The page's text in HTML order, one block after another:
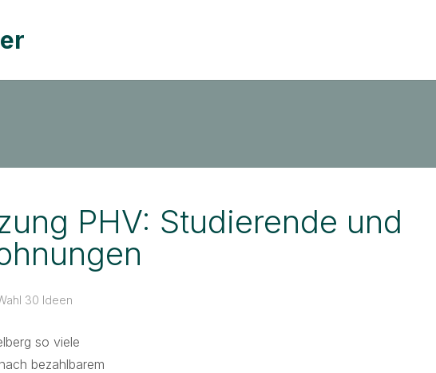
PHV: Studierende und
30 Ideen
so viele
bezahlbarem